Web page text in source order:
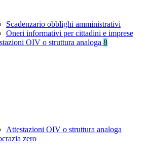
Scadenzario obblighi amministrativi
Oneri informativi per cittadini e imprese
OIV o struttura analoga 8
Attestazioni OIV o struttura analoga
zero